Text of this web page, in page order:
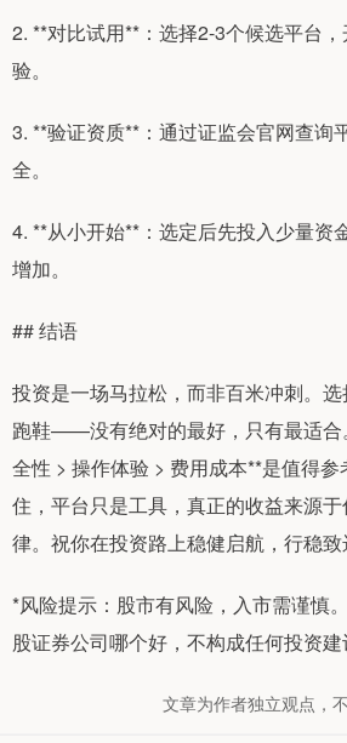
2. **对比试用**：选择2-3个候选平台
验。
3. **验证资质**：通过证监会官网查询
全。
4. **从小开始**：选定后先投入少量资
增加。
## 结语
投资是一场马拉松，而非百米冲刺。
跑鞋——没有绝对的最好，只有最适合
全性 > 操作体验 > 费用成本**是值得
住，平台只是工具，真正的收益来源
律。祝你在投资路上稳健启航，行稳致
*风险提示：股市有风险，入市需谨慎
股证券公司哪个好，不构成任何投资
文章为作者独立观点，